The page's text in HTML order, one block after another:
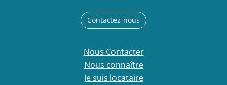
Contactez-nous
Nous Contacter
Nous connaître
Je suis locataire